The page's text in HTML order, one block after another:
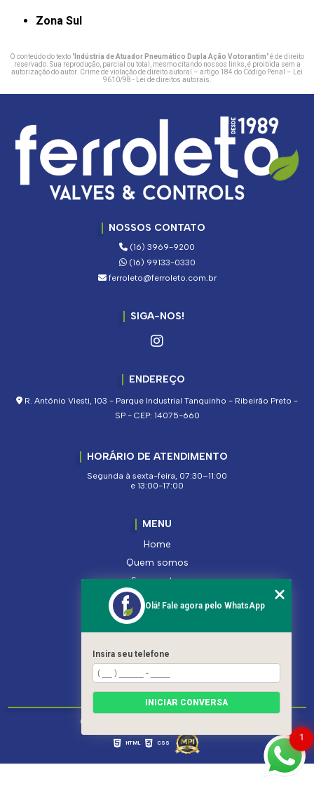
Zona Sul
O conteúdo do texto " Indústria de Atuador Pneumático Dupla Ação Votorantim" é de direito
reservado. Sua reprodução, parcial ou total, mesmo citando nossos links, é proibida sem a
autorização do autor. Crime de violação de direito autoral – artigo 184 do Código Penal – Lei
9610/98 - Lei de direitos autorais.
NOSSOS CONTATO
(16) 3969-9200
(16) 99133-0330
ferroleto@ferroleto.com.br
SIGA-NOS!
ENDEREÇO
R. Antônio Viesti, 103 - Parque Industrial Tanquinho - Ribeirão Preto -
SP - CEP: 14075-660
HORÁRIO DE ATENDIMENTO
Segunda à sexta-feira, 07:30–11:00
e 13:00-17:00
MENU
Home
Quem somos
Segmentos
Serviços
Produtos
Contato
Categorias
Mapa do site
Copyright © Ferroleto. (Lei 9610 de 19/02/1998)
HTML CSS
1
Olá! Fale agora pelo WhatsApp
Insira seu telefone
INICIAR CONVERSA